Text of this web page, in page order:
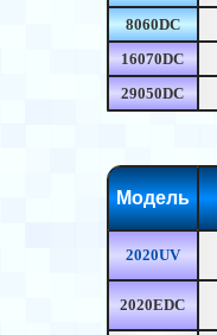
8060DC
16070DC
29050DC
Модель
2020UV
2020EDC